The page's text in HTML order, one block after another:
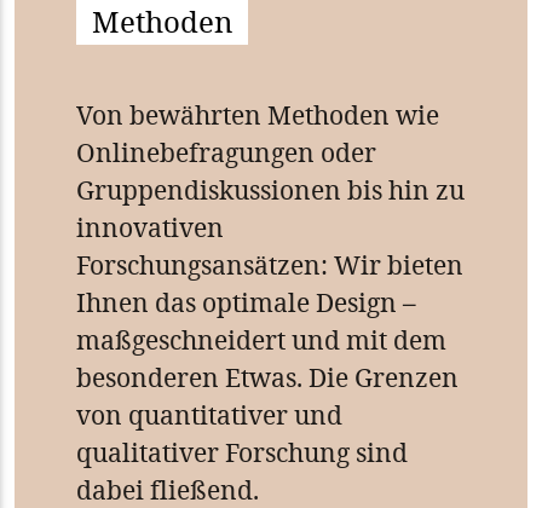
Methoden
Von bewährten Methoden wie
Onlinebefragungen oder
Gruppendiskussionen bis hin zu
innovativen
Forschungsansätzen: Wir bieten
Ihnen das optimale Design –
maßgeschneidert und mit dem
besonderen Etwas. Die Grenzen
von quantitativer und
qualitativer Forschung sind
dabei fließend.